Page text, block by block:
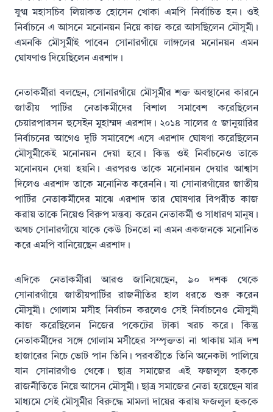
যুগ্ম মহাসচিব লিয়াকত হোসেন খোকা এমপি নির্বাচিত হন। ওই
নির্বাচনে এ আসনে মনোনয়ন নিয়ে কাজ করে আসছিলেন মৌসুমী।
এমনকি মৌসুমীই পাবেন সোনারগাঁয়ে লাঙ্গলের মনোনয়ন এমন
ঘোষণাও দিয়েছিলেন এরশাদ।
নেতাকর্মীরা বলছেন, সোনারগাঁয়ে মৌসুমীর শক্ত অবস্থানের কারনে
জাতীয় পার্টির নেতাকর্মীদের বিশাল সমাবেশ করেছিলেন
চেয়ারপারসন হুসেইন মুহাম্মদ এরশাদ। ২০১৪ সালের ৫ জানুয়ারির
নির্বাচনের আগেও দুটি সমাবেশে এসে এরশাদ ঘোষণা করেছিলেন
মৌসুমীকেই মনোনয়ন দেয়া হবে। কিন্তু ওই নির্বাচনেও তাকে
মনোনয়ন দেয়া হয়নি। এরপরও তাকে মনোনয়ন দেয়ার আশ্বাস
দিলেও এরশাদ তাকে মনোনিত করেননি। যা সোনারগাঁয়ের জাতীয়
পার্টির নেতাকর্মীদের মাঝে এরশাদ তার ঘোষণার বিপরীত কাজ
করায় তাকে নিয়েও বিরুপ মন্তব্য করেন নেতাকর্মী ও সাধারণ মানুষ।
অথচ সোনারগাঁয়ে যাকে কেউ চিনতো না এমন একজনকে মনোনিত
করে এমপি বানিয়েছেন এরশাদ।
এদিকে নেতাকর্মীরা আরও জানিয়েছেন, ৯০ দশক থেকে
সোনারগাঁয়ে জাতীয়পার্টির রাজনীতির হাল ধরতে শুরু করেন
মৌসুমী। গোলাম মসীহ নির্বাচন করলেও সেই নির্বাচনেও মৌসুমী
কাজ করেছিলেন নিজের পকেটের টাকা খরচ করে। কিন্তু
নেতাকর্মীদের সঙ্গে গোলাম মসীহের সম্পৃক্ততা না থাকায় মাত্র দশ
হাজারের নিচে ভোট পান তিনি। পরবর্তীতে তিনি অনেকটা পালিয়ে
যান সোনারগাঁও থেকে। ছাত্র সমাজের এই ফজলুল হককে
রাজনীতিতে নিয়ে আসেন মৌসুমী। ছাত্র সমাজের নেতা হয়েছেন যার
মাধ্যমে সেই মৌসুমীর বিরুদ্ধে মামলা দায়ের করায় ফজলুল হককে